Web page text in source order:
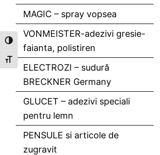
Toggle High Contrast
Toggle Font size
MAGIC – spray vopsea
VONMEISTER-adezivi gresie-
faianta, polistiren
ELECTROZI – sudură
BRECKNER Germany
GLUCET – adezivi speciali
pentru lemn
PENSULE si articole de
zugravit